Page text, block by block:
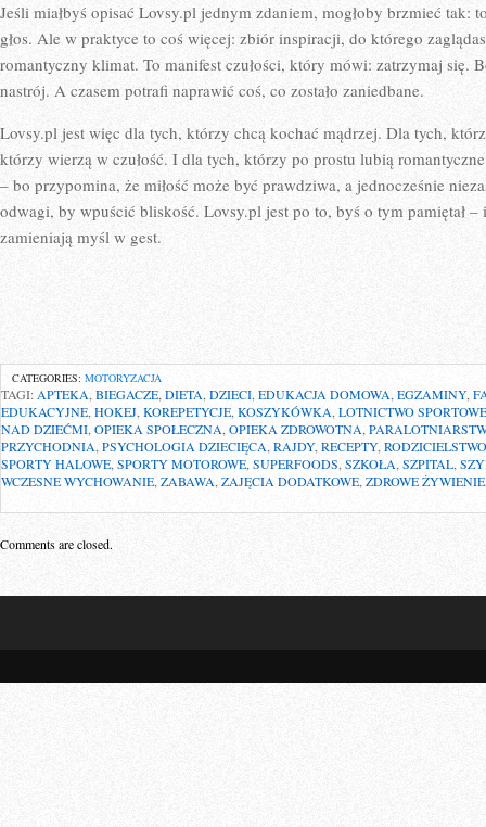
Jeśli miałbyś opisać Lovsy.pl jednym zdaniem, mogłoby brzmieć tak:
głos. Ale w praktyce to coś więcej: zbiór inspiracji, do którego
romantyczny klimat. To manifest czułości, który mówi: zatrzymaj się.
nastrój. A czasem potrafi naprawić coś, co zostało zaniedbane.
Lovsy.pl jest więc dla tych, którzy chcą kochać mądrzej. Dla tych,
którzy wierzą w czułość. I dla tych, którzy po prostu lubią
– bo przypomina, że miłość może być prawdziwa, a jednocześnie
odwagi, by wpuścić bliskość. Lovsy.pl jest po to, byś o tym pamiętał –
zamieniają myśl w gest.
CATEGORIES: MOTORYZACJA
TAGI: APTEKA BIEGACZE, DIETA, DZIECI EDUKACJA DOMOWA, EGZAMINY,
EDUKACYJNE HOKEJ KOREPETYCJE, KOSZYKÓWKA LOTNICTWO SPORTOWE
NAD DZIEĆMI, OPIEKA SPOŁECZNA OPIEKA ZDROWOTNA,
PRZYCHODNIA PSYCHOLOGIA DZIECIĘCA RAJDY, RECEPTY,
SPORTY HALOWE, SPORTY MOTOROWE, SUPERFOODS SZKOŁA SZPITAL
WCZESNE WYCHOWANIE ZABAWA, ZAJĘCIA DODATKOWE ZDROWE ŻYWIENIE
Comments are closed.